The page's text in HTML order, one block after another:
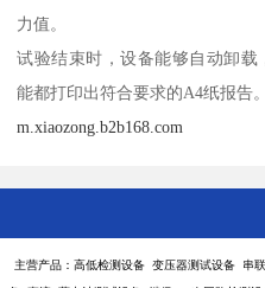
力值。
试验结束时，设备能够自动卸载
能都打印出符合要求的A4纸报告。
m.xiaozong.b2b168.com
主营产品：高低检测设备 变压器测试设备 串